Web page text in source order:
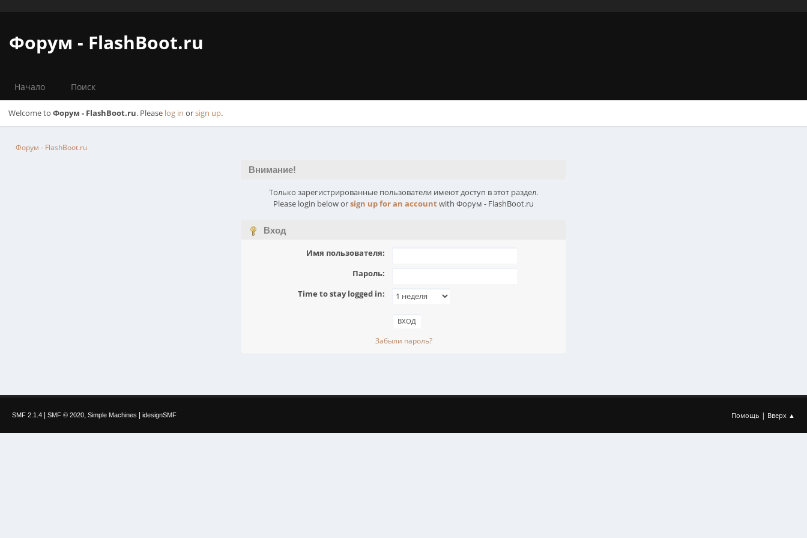
Форум - FlashBoot.ru
Начало Поиск
Welcome to Форум - FlashBoot.ru. Please log in orsign up.
Форум - FlashBoot.ru
Внимание!
Только зарегистрированные пользователи имеют доступ в этот раздел.
Please login below orsign up for an accountwith Форум - FlashBoot.ru
Вход
Имя пользователя:
Пароль:
Time to stay logged in:
Забыли пароль?
Помощь | Вверх ▲
SMF 2.1.4 SMF © 2020, Simple Machines idesignSMF